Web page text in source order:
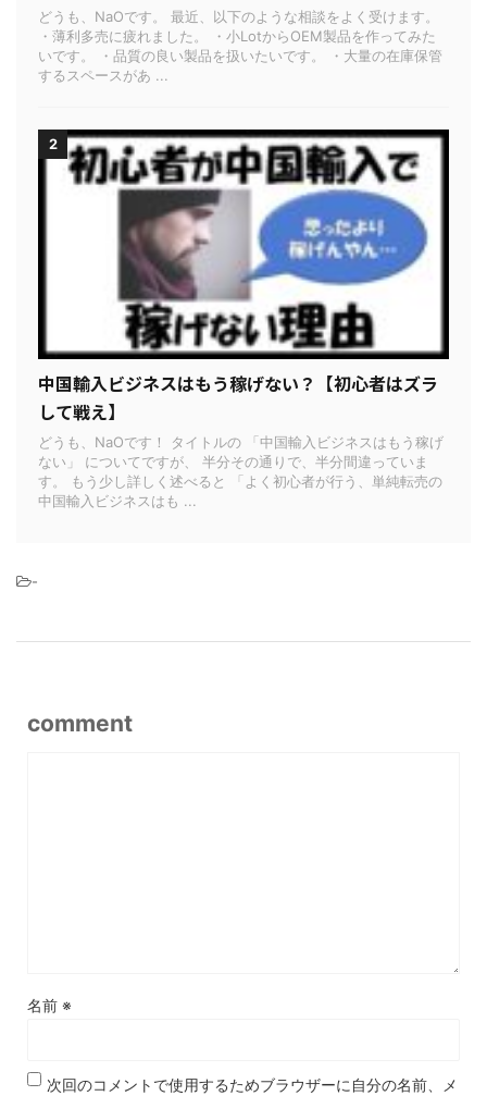
どうも、NaOです。 最近、以下のような相談をよく受けます。
・薄利多売に疲れました。 ・小LotからOEM製品を作ってみた
いです。 ・品質の良い製品を扱いたいです。 ・大量の在庫保管
するスペースがあ ...
2
中国輸入ビジネスはもう稼げない？【初心者はズラ
して戦え】
どうも、NaOです！ タイトルの 「中国輸入ビジネスはもう稼げ
ない」 についてですが、 半分その通りで、半分間違っていま
す。 もう少し詳しく述べると 「よく初心者が行う、単純転売の
中国輸入ビジネスはも ...
-
comment
名前 ※
次回のコメントで使用するためブラウザーに自分の名前、メ